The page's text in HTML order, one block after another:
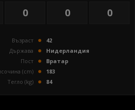
0 0 0
Възраст
42
Държава
Нидерландия
Пост
Вратар
(cm)
183
Тегло (kg)
84